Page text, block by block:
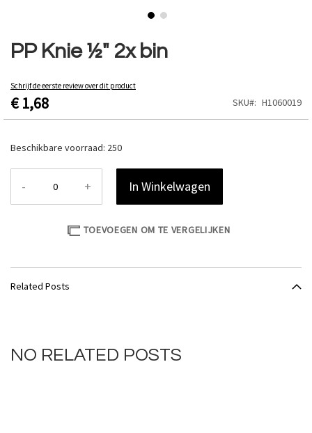
PP Knie ½" 2x bin
Schrijf de eerste review over dit product
€ 1,68 SKU H1060019
Beschikbare voorraad: 250
- + In Winkelwagen
TOEVOEGEN OM TE VERGELIJKEN
naar
het
van
de
afbeeldingen-
Related Posts
NO RELATED POSTS